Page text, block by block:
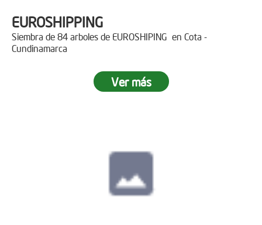
EUROSHIPPING
Siembra de 84 arboles de EUROSHIPING en Cota -
Cundinamarca
Ver más